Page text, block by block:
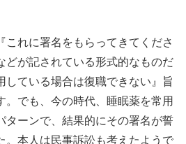
これに署名をもらってきてくださ
どが記されている形式的なものだ
している場合は復職できない』旨
でも、今の時代、睡眠薬を常用
ターンで、結果的にその署名が誓
。本人は民事訴訟も考えたようで